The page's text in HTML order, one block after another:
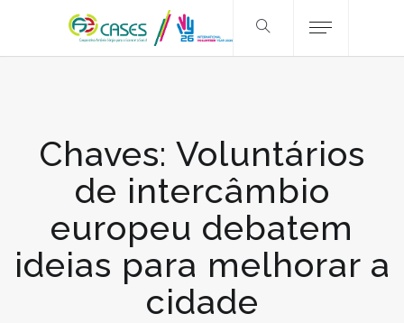
Chaves: Voluntários
de intercâmbio
europeu debatem
ideias para melhorar a
cidade